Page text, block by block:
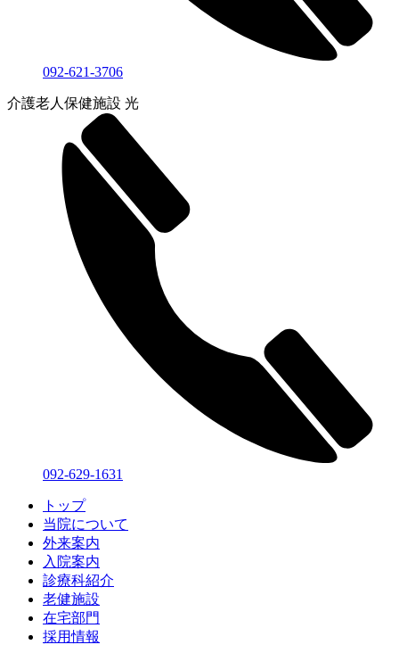
092-621-3706
介護老人保健施設 光
092-629-1631
トップ
当院について
外来案内
入院案内
診療科紹介
老健施設
在宅部門
採用情報